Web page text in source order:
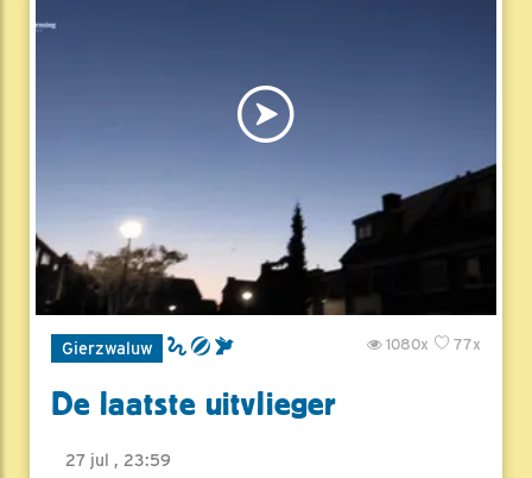
Gierzwaluw 77x
1080x
De laatste uitvlieger
27 jul , 23:59